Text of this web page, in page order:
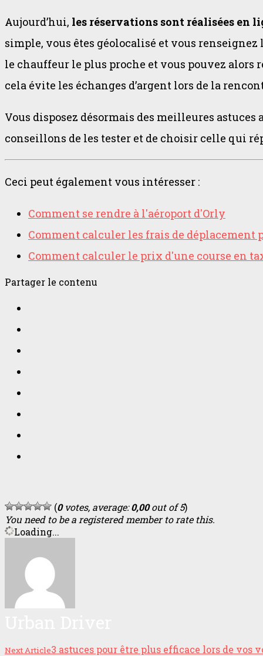
Aujourd’hui, les réservations sont réalisées en
simple, vous êtes géolocalisé et vous renseignez
le chauffeur le plus proche et vous pouvez alors
cela évite les échanges d’argent lors de la
Vous disposez désormais des meilleures
conseillons de les tester et de choisir celle qui
Ceci peut également vous intéresser :
Comment se rendre à l'aéroport d'Orly
Comment calculer les frais de déplacement
Comment calculer le prix d'une course en
Partager le contenu
(0votes, average:0,00out of 5)
You need to be a registered member to rate this.
Loading...
Next Article3 astuces pour être plus efficace lors de vos